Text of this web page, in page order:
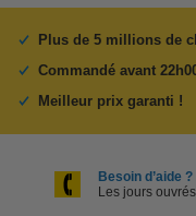
Plus de 5 millions de
Commandé avant
Meilleur prix garanti !
Besoin d’aide
Les jours